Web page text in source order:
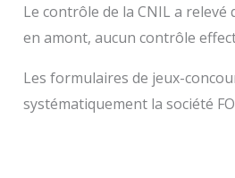
Le contrôle de la CNIL a
en amont, aucun contrôle
Les formulaires de jeux-
systématiquement la société